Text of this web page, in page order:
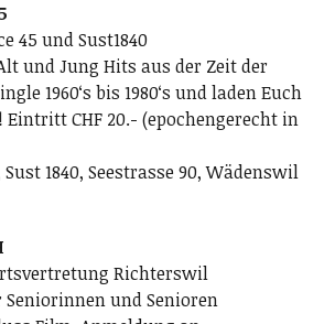
45 und Sust1840
und Jung Hits aus der Zeit der
1960ʻs bis 1980ʻs und laden Euch
Eintritt CHF 20.- (epochengerecht in
1840, Seestrasse 90, Wädenswil
Richterswil
und Senioren